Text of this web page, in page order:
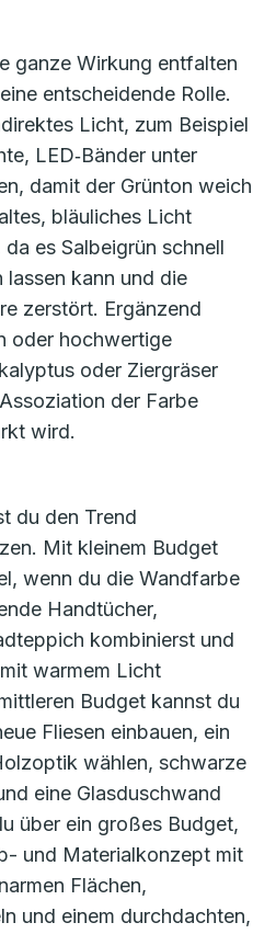
ganze Wirkung entfalten
entscheidende Rolle.
Licht, zum Beispiel
LED‑Bänder unter
damit der Grünton weich
bläuliches Licht
es Salbeigrün schnell
lassen kann und die
zerstört. Ergänzend
oder hochwertige
oder Ziergräser
der Farbe
wird.
du den Trend
Mit kleinem Budget
wenn du die Wandfarbe
Handtücher,
kombinierst und
warmem Licht
Budget kannst du
Fliesen einbauen, ein
wählen, schwarze
eine Glasduschwand
über ein großes Budget,
und Materialkonzept mit
Flächen,
und einem durchdachten,